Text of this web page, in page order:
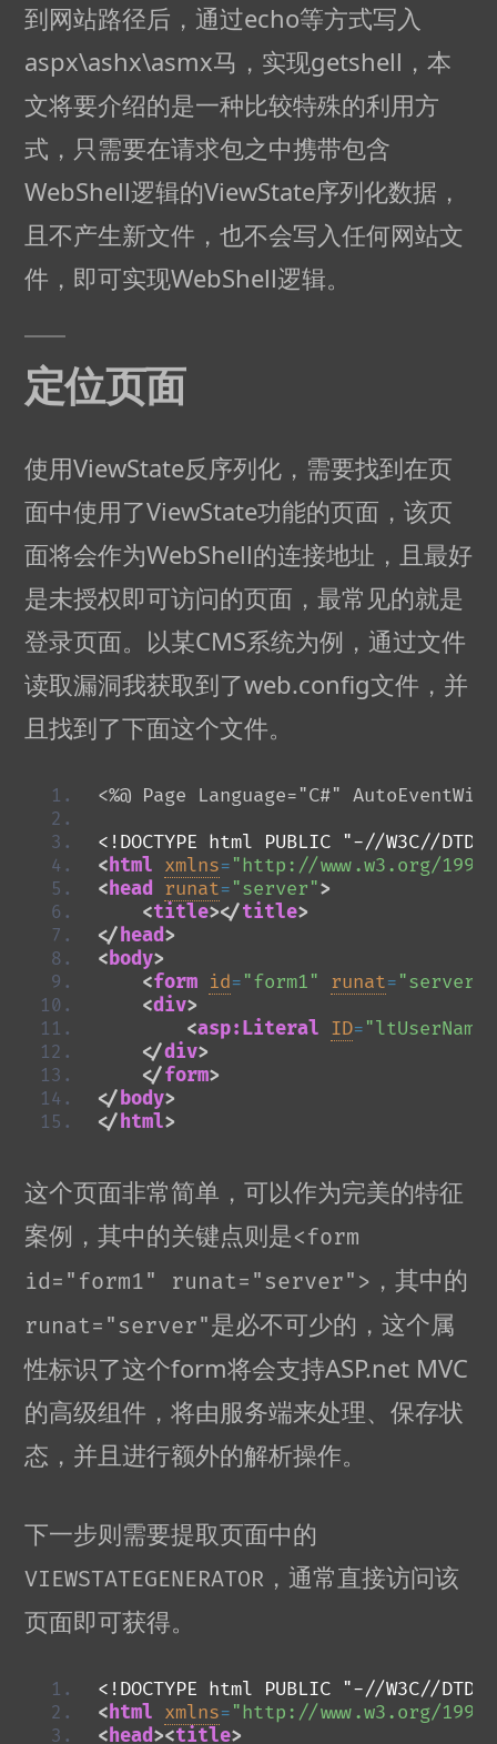
到网站路径后，通过echo等方式写入
aspx\ashx\asmx马，实现getshell，本
文将要介绍的是一种比较特殊的利用方
式，只需要在请求包之中携带包含
WebShell逻辑的ViewState序列化数据，
且不产生新文件，也不会写入任何网站文
件，即可实现WebShell逻辑。
定位页面
使用ViewState反序列化，需要找到在页
面中使用了ViewState功能的页面，该页
面将会作为WebShell的连接地址，且最好
是未授权即可访问的页面，最常见的就是
登录页面。以某CMS系统为例，通过文件
读取漏洞我获取到了web.config文件，并
且找到了下面这个文件。
<%@ Page Language="C#"
<!DOCTYPE html PUBLIC "-//W3C//
<html xmlns= "http://www.w3.org/
<head runat= "server">
<title></title>
</head>
<body>
<form id= "form1" runat= "server"
<div>
<asp:Literal ID= "ltUserName"
</div>
</form>
</body>
</html>
这个页面非常简单，可以作为完美的特征
案例，其中的关键点则是<form
id="form1" runat="server"> ，其中的
runat="server"是必不可少的，这个属
性标识了这个form将会支持ASP.net MVC
的高级组件，将由服务端来处理、保存状
态，并且进行额外的解析操作。
下一步则需要提取页面中的
VIEWSTATEGENERATOR ，通常直接访问该
页面即可获得。
<!DOCTYPE html PUBLIC "-//W3C//
<html xmlns= "http://www.w3.org/
<head><title>